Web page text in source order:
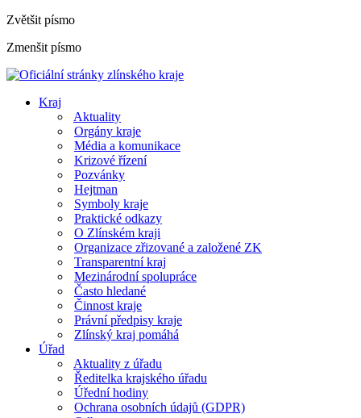
Zvětšit písmo
Zmenšit písmo
Kraj
Aktuality
Orgány kraje
Média a komunikace
Krizové řízení
Pozvánky
Hejtman
Symboly kraje
Praktické odkazy
O Zlínském kraji
Organizace zřizované a založené ZK
Transparentní kraj
Mezinárodní spolupráce
Často hledané
Činnost kraje
Právní předpisy kraje
Zlínský kraj pomáhá
Úřad
Aktuality z úřadu
Ředitelka krajského úřadu
Úřední hodiny
Ochrana osobních údajů (GDPR)